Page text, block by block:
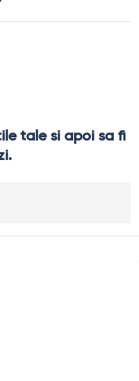
tale si apoi sa fi